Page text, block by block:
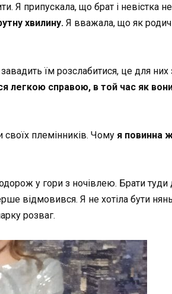
Я припускала, що брат і невістка
хвилину. Я вважала, що як
їм розслабитися, це для них
легкою справою, в той час як
своїх племінників. Чому я повинна
у гори з ночівлею. Брати туди
відмовився. Я не хотіла бути
розваг.